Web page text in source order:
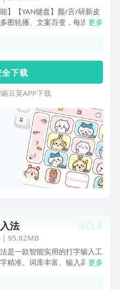
能】【YAN键盘】颜/言/研新皮
图轮播、文案百变，每次输入
、百变文案DIY；【智能预
输入】自适应输入场景，出词更
AI语音输入】支持中英混合免切
切换，更快更精确；【离线语
网语音输入一样准；【AR表
人脸识别技术制作多种逗趣表
大系统词库】50万系统词库，
选词准确；【人工智能引擎】
输入算法加纠错算法，提高准确
搜索】边聊边搜，一步直达；
】游戏短语、悬浮语音、和谐
器，助力上分、超神必备；
语】内置多个短语分类，并支持
由混输；【智能手写】支持叠
出字，识别速度快；毛笔字效
输入方式】支持拼音、英文、
、语音等多种输入方式；【语
纹区分角色技术首次在输入法
更多
全 下 载
豆荚APP下载
NO.4
法
| 95.82MB
是一款智能实用的打字输入工
精准、词库丰富、输入高效，
技术，带来更智能、贴心的文
更多